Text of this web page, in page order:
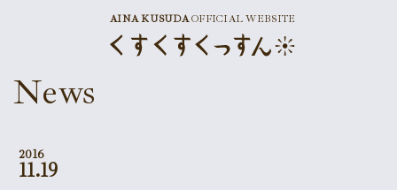
AINA KUSUDAOFFICIAL WEBSITE
Schedule
Discography
News
2016
11.19